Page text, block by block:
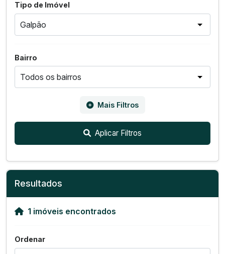
Tipo de Imóvel
Bairro
Mais Filtros
Aplicar Filtros
Resultados
1 imóveis encontrados
Ordenar